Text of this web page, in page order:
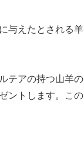
与えたとされる羊
テアの持つ山羊の
ントします。この